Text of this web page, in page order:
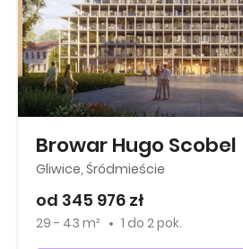
Browar Hugo Scobel
Gliwice, Śródmieście
od 345 976 zł
29 - 43 m² 1 do 2 pok.